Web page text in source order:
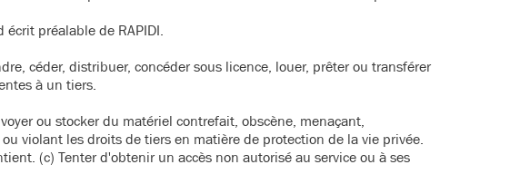
préalable de RAPIDI.
céder, distribuer, concéder sous licence, louer, prêter ou transférer
à un tiers.
ou stocker du matériel contrefait, obscène, menaçant,
violant les droits de tiers en matière de protection de la vie privée.
(c) Tenter d'obtenir un accès non autorisé au service ou à ses